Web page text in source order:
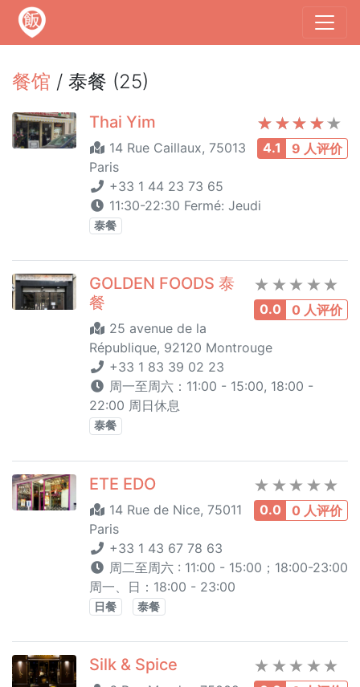
餐馆 / 泰餐 (25)
4.1 9 人评价
Thai Yim
14 Rue Caillaux, 75013
Paris
+33 1 44 23 73 65
11:30-22:30 Fermé: Jeudi
泰餐
0.0 0 人评价
GOLDEN FOODS 泰
餐
25 avenue de la
République, 92120 Montrouge
+33 1 83 39 02 23
周一至周六：11:00 - 15:00, 18:00 -
22:00 周日休息
泰餐
0.0 0 人评价
ETE EDO
14 Rue de Nice, 75011
Paris
+33 1 43 67 78 63
周二至周六 : 11:00 - 15:00；18:00-23:00
周一、日：18:00 - 23:00
日餐 泰餐
Silk & Spice